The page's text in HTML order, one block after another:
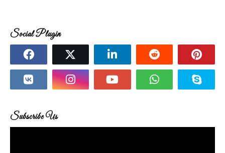
Social Plugin
Subscribe Us